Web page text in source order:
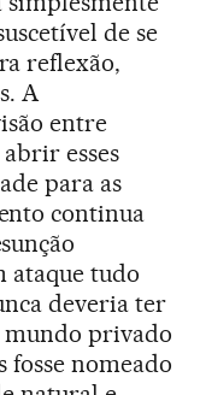
de se
reflexão,
A
entre
esses
para as
continua
ataque tudo
deveria ter
mundo privado
fosse nomeado